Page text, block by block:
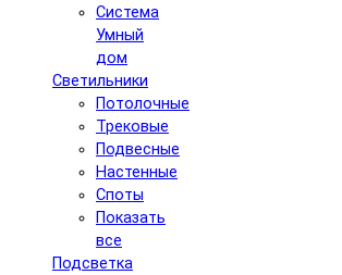
Система
Умный
дом
Светильники
Потолочные
Трековые
Подвесные
Настенные
Споты
Показать
все
Подсветка